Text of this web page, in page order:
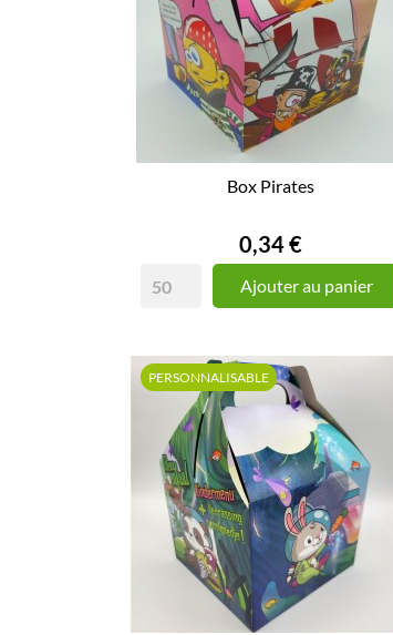
Box Pirates
Prix
0,34 €
Ajouter au panier
PERSONNALISABLE